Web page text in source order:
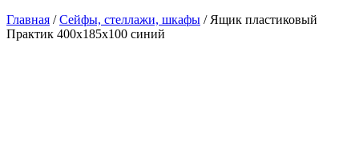
Главная /Сейфы, стеллажи, шкафы / Ящик пластиковый
Практик 400x185x100 синий